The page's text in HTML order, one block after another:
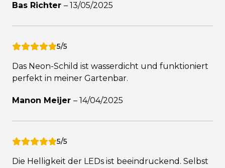
Bas Richter – 13/05/2025
5/5
Das Neon-Schild ist wasserdicht und funktioniert
perfekt in meiner Gartenbar.
Manon Meijer – 14/04/2025
5/5
Die Helligkeit der LEDs ist beeindruckend. Selbst